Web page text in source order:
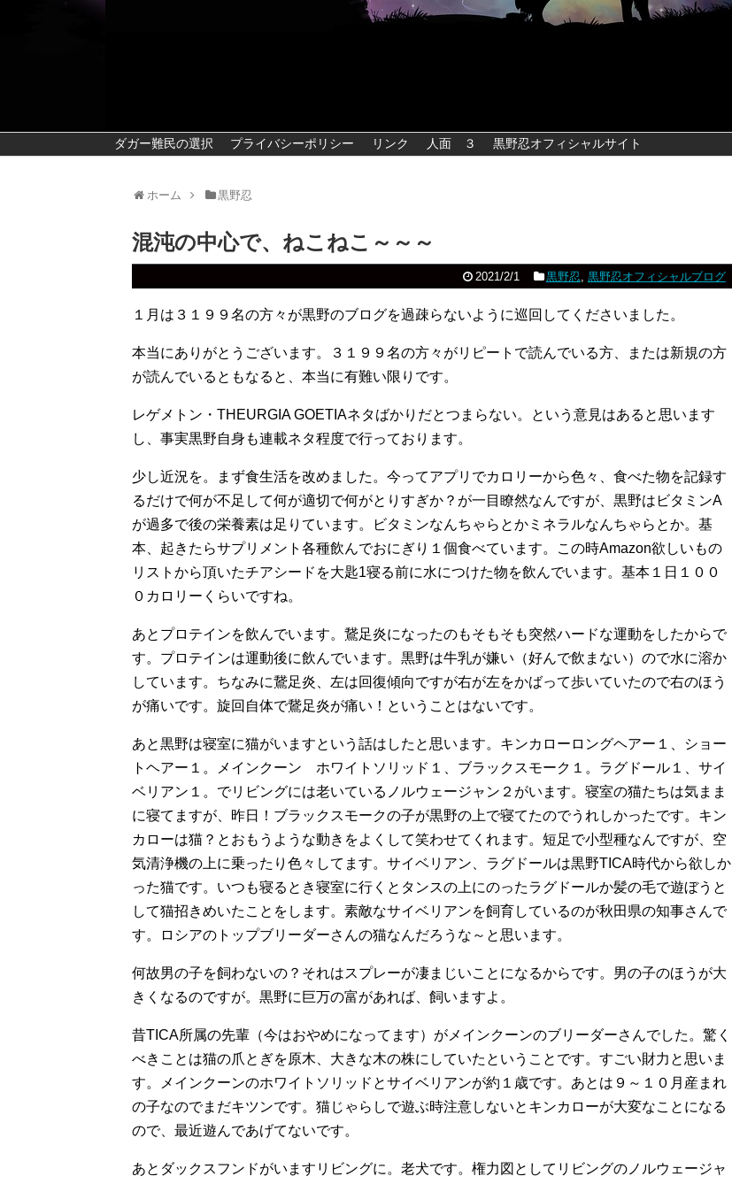
ダガー難民の選択 プライバシーポリシー リンク 人面 ３ 黒野忍オフィシャルサイト
ホーム 黒野忍
混沌の中心で、ねこねこ～～～
2021/2/1 黒野忍, 黒野忍オフィシャルブログ
１月は３１９９名の方々が黒野のブログを過疎らないように巡回してくださいました。
本当にありがとうございます。３１９９名の方々がリピートで読んでいる方、または新規の方
が読んでいるともなると、本当に有難い限りです。
レゲメトン・THEURGIA GOETIAネタばかりだとつまらない。という意見はあると思います
し、事実黒野自身も連載ネタ程度で行っております。
少し近況を。まず食生活を改めました。今ってアプリでカロリーから色々、食べた物を記録す
るだけで何が不足して何が適切で何がとりすぎか？が一目瞭然なんですが、黒野はビタミンA
が過多で後の栄養素は足りています。ビタミンなんちゃらとかミネラルなんちゃらとか。基
本、起きたらサプリメント各種飲んでおにぎり１個食べています。この時Amazon欲しいもの
リストから頂いたチアシードを大匙1寝る前に水につけた物を飲んでいます。基本１日１００
０カロリーくらいですね。
あとプロテインを飲んでいます。鵞足炎になったのもそもそも突然ハードな運動をしたからで
す。プロテインは運動後に飲んでいます。黒野は牛乳が嫌い（好んで飲まない）ので水に溶か
しています。ちなみに鵞足炎、左は回復傾向ですが右が左をかばって歩いていたので右のほう
が痛いです。旋回自体で鵞足炎が痛い！ということはないです。
あと黒野は寝室に猫がいますという話はしたと思います。キンカローロングヘアー１、ショー
トヘアー１。メインクーン ホワイトソリッド１、ブラックスモーク１。ラグドール１、サイ
ベリアン１。でリビングには老いているノルウェージャン２がいます。寝室の猫たちは気まま
に寝てますが、昨日！ブラックスモークの子が黒野の上で寝てたのでうれしかったです。キン
カローは猫？とおもうような動きをよくして笑わせてくれます。短足で小型種なんですが、空
気清浄機の上に乗ったり色々してます。サイベリアン、ラグドールは黒野TICA時代から欲しか
った猫です。いつも寝るとき寝室に行くとタンスの上にのったラグドールか髪の毛で遊ぼうと
して猫招きめいたことをします。素敵なサイベリアンを飼育しているのが秋田県の知事さんで
す。ロシアのトップブリーダーさんの猫なんだろうな～と思います。
何故男の子を飼わないの？それはスプレーが凄まじいことになるからです。男の子のほうが大
きくなるのですが。黒野に巨万の富があれば、飼いますよ。
昔TICA所属の先輩（今はおやめになってます）がメインクーンのブリーダーさんでした。驚く
べきことは猫の爪とぎを原木、大きな木の株にしていたということです。すごい財力と思いま
す。メインクーンのホワイトソリッドとサイベリアンが約１歳です。あとは９～１０月産まれ
の子なのでまだキツンです。猫じゃらしで遊ぶ時注意しないとキンカローが大変なことになる
ので、最近遊んであげてないです。
あとダックスフンドがいますリビングに。老犬です。権力図としてリビングのノルウェージャ